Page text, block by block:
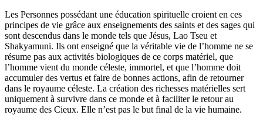
Les Personnes possédant une éducation spirituelle croient en ces
principes de vie grâce aux enseignements des saints et des sages qui
sont descendus dans le monde tels que Jésus, Lao Tseu et
Shakyamuni. Ils ont enseigné que la véritable vie de l’homme ne se
résume pas aux activités biologiques de ce corps matériel, que
l’homme vient du monde céleste, immortel, et que l’homme doit
accumuler des vertus et faire de bonnes actions, afin de retourner
dans le royaume céleste. La création des richesses matérielles sert
uniquement à survivre dans ce monde et à faciliter le retour au
royaume des Cieux. Elle n’est pas le but final de la vie humaine.